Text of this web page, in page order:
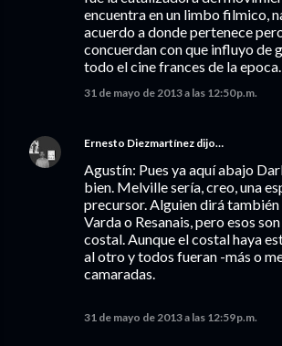
encuentra en un limbo filmico,
acuerdo a donde pertenece
concuerdan con que influyo de
todo el cine frances de la epoca.
31 de mayo de 2013 a las 12:50 p.m.
Ernesto Diezmartínez dijo…
Agustín: Pues ya aquí abajo
bien. Melville sería, creo, una
precursor. Alguien dirá
Varda o Resanais, pero esos
costal. Aunque el costal haya
al otro y todos fueran -más o
camaradas.
31 de mayo de 2013 a las 12:59 p.m.